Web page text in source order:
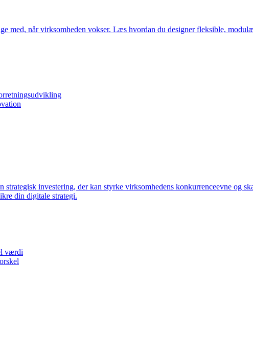
med, når virksomheden vokser. Læs hvordan du designer fleksible,
investering, der kan styrke virksomhedens konkurrenceevne og
din digitale strategi.
værdi